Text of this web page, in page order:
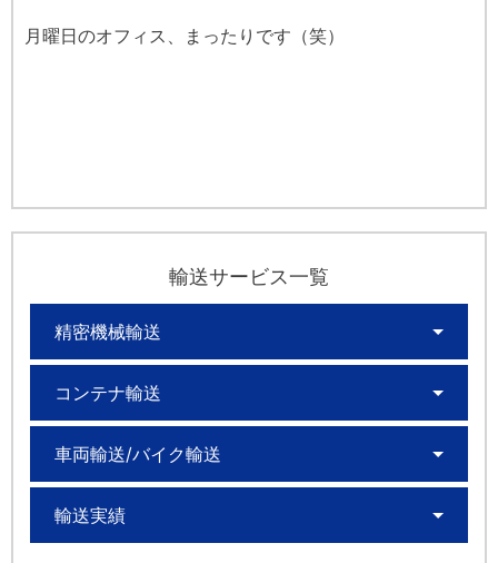
月曜日のオフィス、まったりです（笑）
輸送サービス一覧
精密機械輸送
コンテナ輸送
車両輸送/バイク輸送
輸送実績